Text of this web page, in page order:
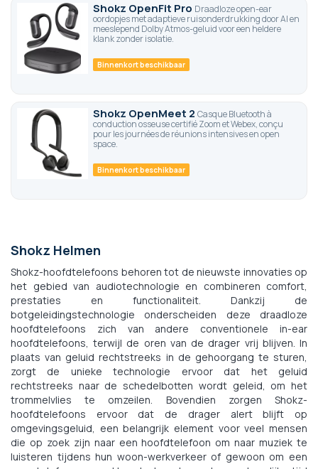
Shokz OpenFit Pro Draadloze open-ear
oordopjes met adaptieve ruisonderdrukking door AI en
meeslepend Dolby Atmos-geluid voor een heldere
klank zonder isolatie.
Binnenkort beschikbaar
Shokz OpenMeet 2 Casque Bluetooth à
conduction osseuse certifié Zoom et Webex, conçu
pour les journées de réunions intensives en open
space.
Binnenkort beschikbaar
Shokz Helmen
Shokz-hoofdtelefoons behoren tot de nieuwste innovaties op
het gebied van audiotechnologie en combineren comfort,
prestaties en functionaliteit. Dankzij de
botgeleidingstechnologie onderscheiden deze draadloze
hoofdtelefoons zich van andere conventionele in-ear
hoofdtelefoons, terwijl de oren van de drager vrij blijven. In
plaats van geluid rechtstreeks in de gehoorgang te sturen,
zorgt de unieke technologie ervoor dat het geluid
rechtstreeks naar de schedelbotten wordt geleid, om het
trommelvlies te omzeilen. Bovendien zorgen Shokz-
hoofdtelefoons ervoor dat de drager alert blijft op
omgevingsgeluid, een belangrijk element voor veel mensen
die op zoek zijn naar een hoofdtelefoon om naar muziek te
luisteren tijdens hun woon-werkverkeer of gewoon om een